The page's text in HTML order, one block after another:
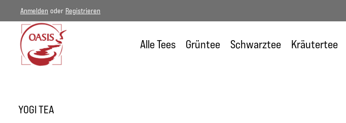
Hauptinhalt springen
Zur Hauptnavigation springen
Anmelden oder Registrieren
Alle Tees Grüntee Schwarztee Kräutertee
YOGI TEA